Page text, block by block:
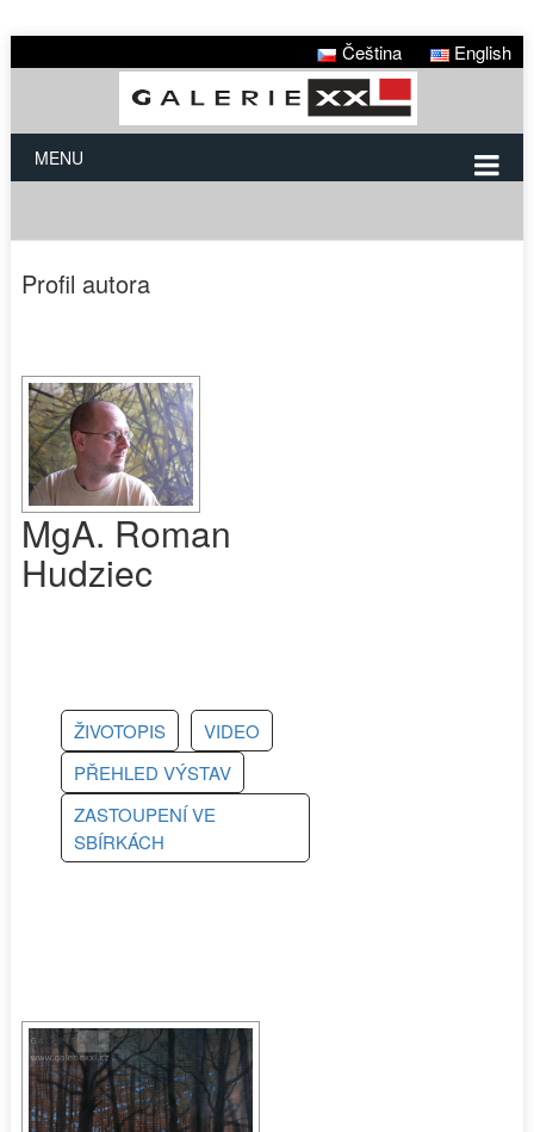
Čeština English
MENU
Profil autora
MgA. Roman
Hudziec
ŽIVOTOPIS
VIDEO
PŘEHLED VÝSTAV
ZASTOUPENÍ VE
SBÍRKÁCH